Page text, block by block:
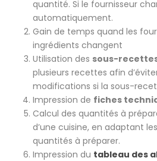
quantité. Si le fournisseur
automatiquement.
Gain de temps quand les
ingrédients changent
Utilisation des sous-
plusieurs recettes afin
modifications si la sous-
Impression de fiches
Calcul des quantités à
d’une cuisine, en adaptant
quantités à préparer.
Impression du tableau des